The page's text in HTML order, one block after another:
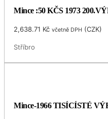
Mince :50 KČS 1973
2,638.71 Kč včetně DPH (CZK)
Stříbro
Mince-1966 TISÍCÍSTÉ